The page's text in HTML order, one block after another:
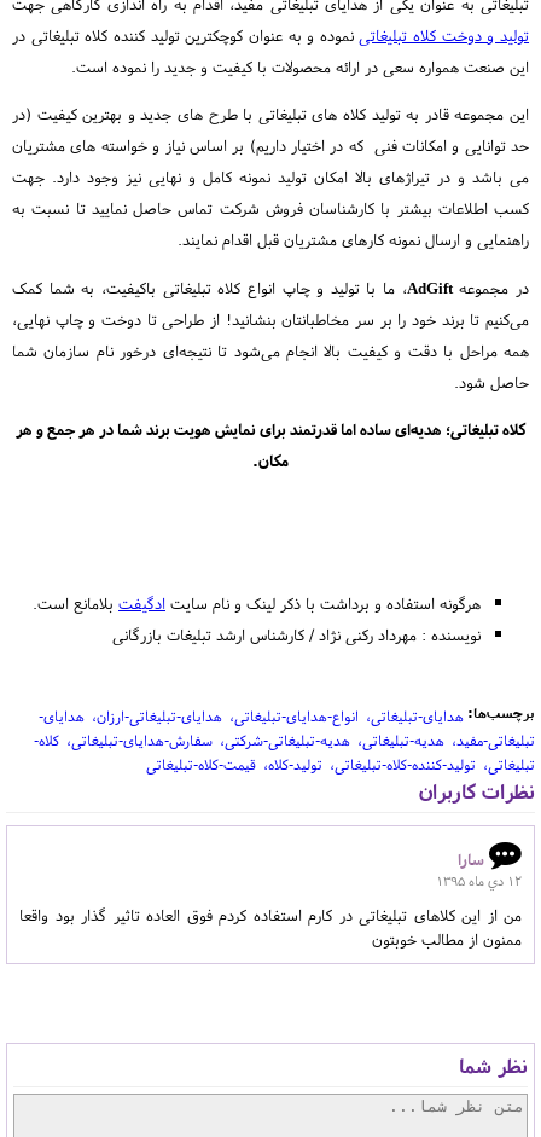
تولید و دوخت کلاه تبلیغاتی نموده و به عنوان کوچکترین تولید کننده کلاه تبلیغاتی در
این صنعت همواره سعی در ارائه محصولات با کیفیت و جدید را نموده است.
این مجموعه قادر به تولید کلاه های تبلیغاتی با طرح های جدید و بهترین کیفیت (در
حد توانایی و امکانات فنی که در اختیار داریم) بر اساس نیاز و خواسته های مشتریان
می باشد و در تیراژهای بالا امکان تولید نمونه کامل و نهایی نیز وجود دارد. جهت
کسب اطلاعات بیشتر با کارشناسان فروش شرکت تماس حاصل نمایید تا نسبت به
راهنمایی و ارسال نمونه کارهای مشتریان قبل اقدام نمایند.
در مجموعهAdGift، ما با تولید و چاپ انواع کلاه تبلیغاتی باکیفیت، به شما کمک
می‌کنیم تا برند خود را بر سر مخاطبانتان بنشانید! از طراحی تا دوخت و چاپ نهایی،
همه مراحل با دقت و کیفیت بالا انجام می‌شود تا نتیجه‌ای درخور نام سازمان شما
حاصل شود.
کلاه تبلیغاتی؛ هدیه‌ای ساده اما قدرتمند برای نمایش هویت برند شما در هر جمع و هر
مکان.
هرگونه استفاده و برداشت با ذکر لینک و نام سایت ادگیفت بلامانع است.
نویسنده : مهرداد رکنی نژاد / کارشناس ارشد تبلیغات بازرگانی
برچسب‌ها: هدایای-تبلیغاتی انواع-هدایای-تبلیغاتی هدایای-تبلیغاتی-ارزان هدایای-
تبلیغاتی-مفید هدیه-تبلیغاتی هدیه-تبلیغاتی-شرکتی سفارش-هدایای-تبلیغاتی
کلاه-
تبلیغاتی
تولید-کننده-کلاه-تبلیغاتی تولید-کلاه قیمت-کلاه-تبلیغاتی
نظرات کاربران
سارا
12 دي ماه 1395
من از این کلاهای تبلیغاتی در کارم استفاده کردم فوق العاده تاثیر گذار بود واقعا
ممنون از مطالب خوبتون
نظر شما